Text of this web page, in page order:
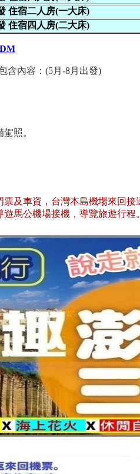
住宿二人房(一大床)
住宿四人房(二大床)
含內容：(5月-8月出發)
照。
票及車資，台灣本島機場來回接
遊馬公機場接機，導覽旅遊行程